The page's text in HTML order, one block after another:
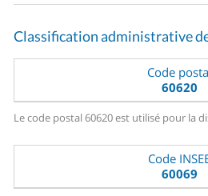
Classification administrative
Code
60620
Le code postal 60620 est utilisé pour la
Code
60069